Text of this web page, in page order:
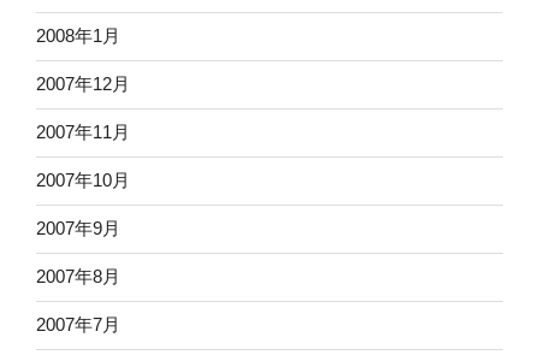
2008年1月
2007年12月
2007年11月
2007年10月
2007年9月
2007年8月
2007年7月